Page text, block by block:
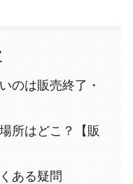
のは販売終了・
所はどこ？【販
ある疑問